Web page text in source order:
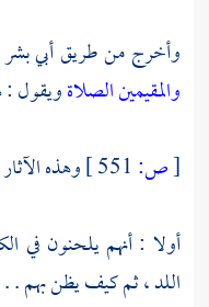
وأخرج من طريقأبي بشر
والمقيمين الصلاةويقول
[ص:
وهذه
أولا : أنهم يلحنون في
اللد ، ثم كيف يظن بهم . .